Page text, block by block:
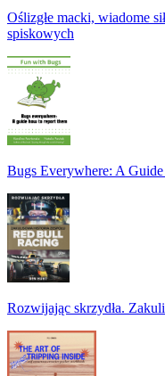
Oślizgłe macki, wiadome
spiskowych
Bugs Everywhere: A
Rozwijając skrzydła.